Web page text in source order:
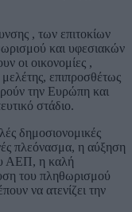
, των επιτοκίων
και υφεσιακών
οι οικονομίες ,
επιπροσθέτως
την Ευρώπη και
στάδιο.
δημοσιονομικές
πλεόνασμα, η αύξηση
ΑΕΠ, η καλή
του πληθωρισμού
να ατενίζει την